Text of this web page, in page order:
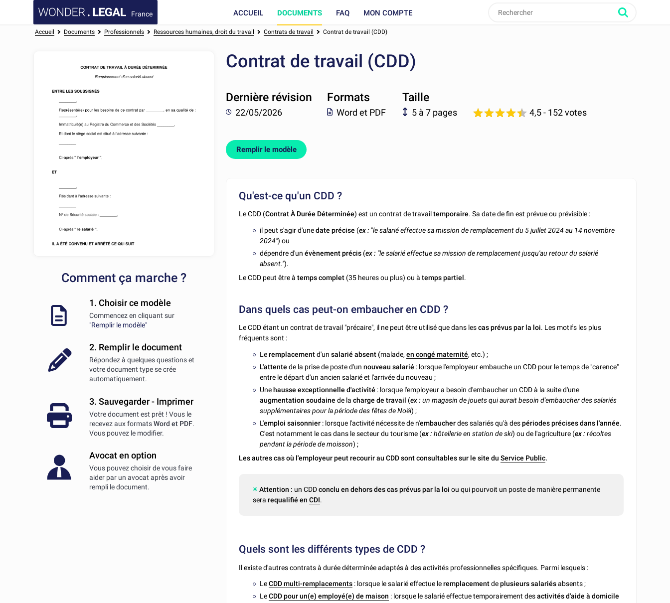
France ACCUEIL DOCUMENTS FAQ MON COMPTE
Accueil Documents Professionnels Ressources humaines, droit du travail Contrats de travail Contrat de travail (CDD)
Comment ça marche ?
1. Choisir ce modèle
Commencez en cliquant sur
"Remplir le modèle"
2. Remplir le document
Répondez à quelques questions et
votre document type se crée
automatiquement.
3. Sauvegarder - Imprimer
Votre document est prêt ! Vous le
recevez aux formatsWord et PDF.
Vous pouvez le modifier.
Avocat en option
Vous pouvez choisir de vous faire
aider par un avocat après avoir
rempli le document.
Contrat de travail (CDD)
Dernière révision
22/05/2026
Formats
Word et PDF
Taille
5 à 7 pages 4,5- 152 votes
Remplir le modèle
Qu'est-ce qu'un CDD ?
Le CDD (Contrat À Durée Déterminée) est un contrat de travailtemporaire. Sa date de fin est prévue ou prévisible :
il peut s'agir d'unedate précise (ex : "le salarié effectue sa mission de remplacement du 5 juillet 2024 au 14 novembre
2024") ou
dépendre d'unévènement précis (ex : "le salarié effectue sa mission de remplacement jusqu'au retour du salarié
absent.").
Le CDD peut être àtemps complet (35 heures ou plus) ou àtemps partiel.
Dans quels cas peut-on embaucher en CDD ?
Le CDD étant un contrat de travail "précaire", il ne peut être utilisé que dans lescas prévus par la loi. Les motifs les plus
fréquents sont :
Leremplacementd'unsalarié absent (malade, en congé maternité, etc.) ;
L'attentede la prise de poste d'unnouveau salarié : lorsque l'employeur embauche un CDD pour le temps de "carence"
entre le départ d'un ancien salarié et l'arrivée du nouveau ;
Une hausse exceptionnelle d'activité : lorsque l'employeur a besoin d'embaucher un CDD à la suite d'une
augmentation soudaine de lacharge de travail (ex : un magasin de jouets qui aurait besoin d'embaucher des salariés
supplémentaires pour la période des fêtes de Noël) ;
L'emploi saisonnier : lorsque l'activité nécessite de n'embaucherdes salariés qu'à despériodes précises dans l'année.
C'est notamment le cas dans le secteur du tourisme (ex : hôtellerie en station de ski) ou de l'agriculture (ex : récoltes
pendant la période de moisson) ;
Les autres cas où l'employeur peut recourir au CDD sont consultables sur le site duService Public.
Attention : un CDDconclu en dehors des cas prévus par la loi ou qui pourvoit un poste de manière permanente
serarequalifié enCDI.
Quels sont les différents types de CDD ?
Il existe d'autres contrats à durée déterminée adaptés à des activités professionnelles spécifiques. Parmi lesquels :
LeCDD multi-remplacements : lorsque le salarié effectue leremplacementdeplusieurs salariésabsents ;
LeCDD pour un(e) employé(e) de maison : lorsque le salarié effectue temporairement desactivités d'aide à domicile